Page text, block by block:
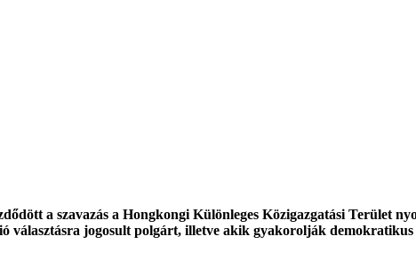
a szavazás a Hongkongi Különleges Közigazgatási Terület
választásra jogosult polgárt, illetve akik gyakorolják